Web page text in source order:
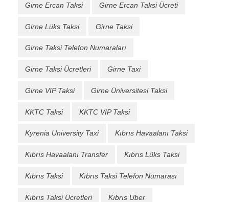
Girne Ercan Taksi Girne Ercan Taksi Ücreti
Girne Lüks Taksi Girne Taksi
Girne Taksi Telefon Numaraları
Girne Taksi Ücretleri Girne Taxi
Girne VIP Taksi Girne Üniversitesi Taksi
KKTC Taksi KKTC VIP Taksi
Kyrenia University Taxi Kıbrıs Havaalanı Taksi
Kıbrıs Havaalanı Transfer Kıbrıs Lüks Taksi
Kıbrıs Taksi Kıbrıs Taksi Telefon Numarası
Kıbrıs Taksi Ücretleri Kıbrıs Uber